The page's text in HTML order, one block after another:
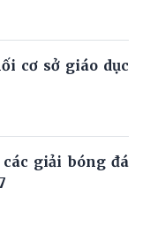
cơ sở giáo dục
giải bóng đá